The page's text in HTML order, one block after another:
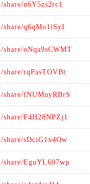
n6Y5zs2rc1
q6qMo1iSyI
oNqa9sCWMT
rqPasTOVBt
fNUMuyRBrS
F4H28NPZj1
sDciG1x4Ow
EguYL697wp